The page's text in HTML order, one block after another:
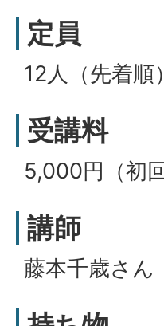
定員
12人（先着順）
受講料
5,000円（初
講師
藤本千歳さん